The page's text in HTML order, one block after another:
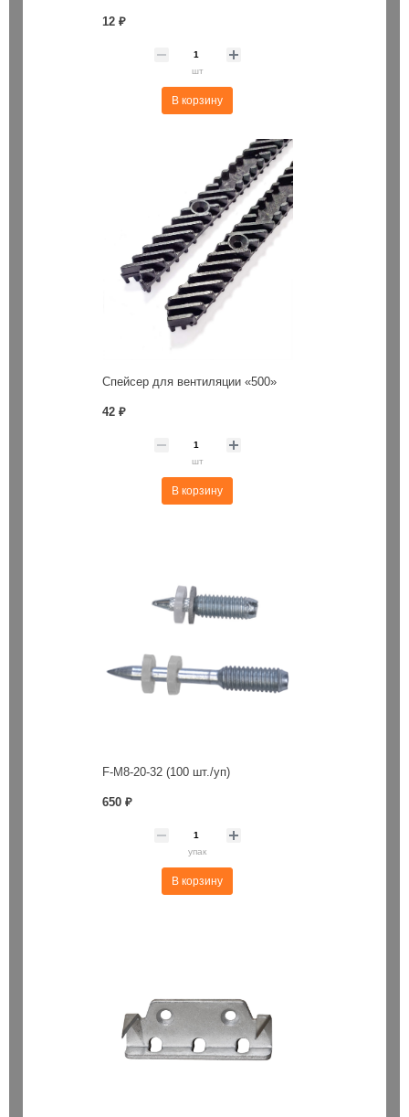
12 ₽
шт
В корзину
Спейсер для вентиляции «500»
42 ₽
шт
В корзину
F-M8-20-32 (100 шт./уп)
650 ₽
упак
В корзину